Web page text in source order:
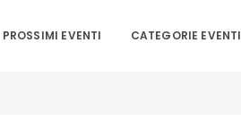
PROSSIMI EVENTI CATEGORIE EVENTI